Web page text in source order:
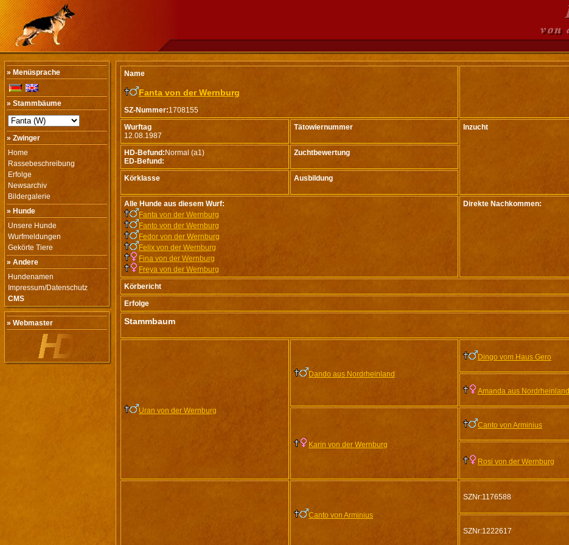
» Menüsprache
» Stammbäume
» Zwinger
Home
Rassebeschreibung
Erfolge
Newsarchiv
Bildergalerie
» Hunde
Unsere Hunde
Wurfmeldungen
Gekörte Tiere
» Andere
Hundenamen
Impressum/Datenschutz
CMS
» Webmaster
Name
Fanta von der Wernburg
SZ-Nummer:1708155
Wurftag
12.08.1987
Tätowiernummer Inzucht
HD-Befund: Normal (a1)
ED-Befund:
Zuchtbewertung
Körklasse Ausbildung
Alle Hunde aus diesem Wurf:
Fanta von der Wernburg
Fanto von der Wernburg
Fedor von der Wernburg
Felix von der Wernburg
Fina von der Wernburg
Freya von der Wernburg
Direkte Nachkommen:
Körbericht
Erfolge
Stammbaum
Uran von der Wernburg
Dando aus Nordrheinland
Dingo vom Haus Gero
Amanda aus Nordrheinland
Karin von der Wernburg
Canto von Arminius
Rosi von der Wernburg
Canto von Arminius
SZNr:1176588
SZNr:1222617